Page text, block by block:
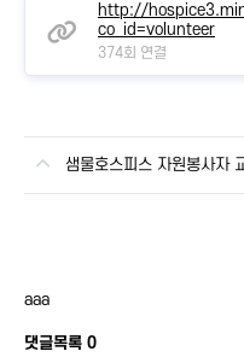
http://
co_id=volunteer
374회 연결
샘물호스피스 자원봉사자
aaa
댓글목록 0